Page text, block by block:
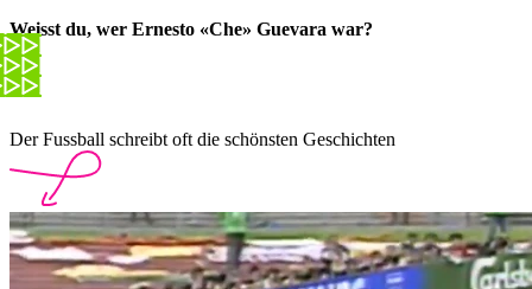
Weisst du, wer Ernesto «Che» Guevara war?
Der Fussball schreibt oft die schönsten Geschichten